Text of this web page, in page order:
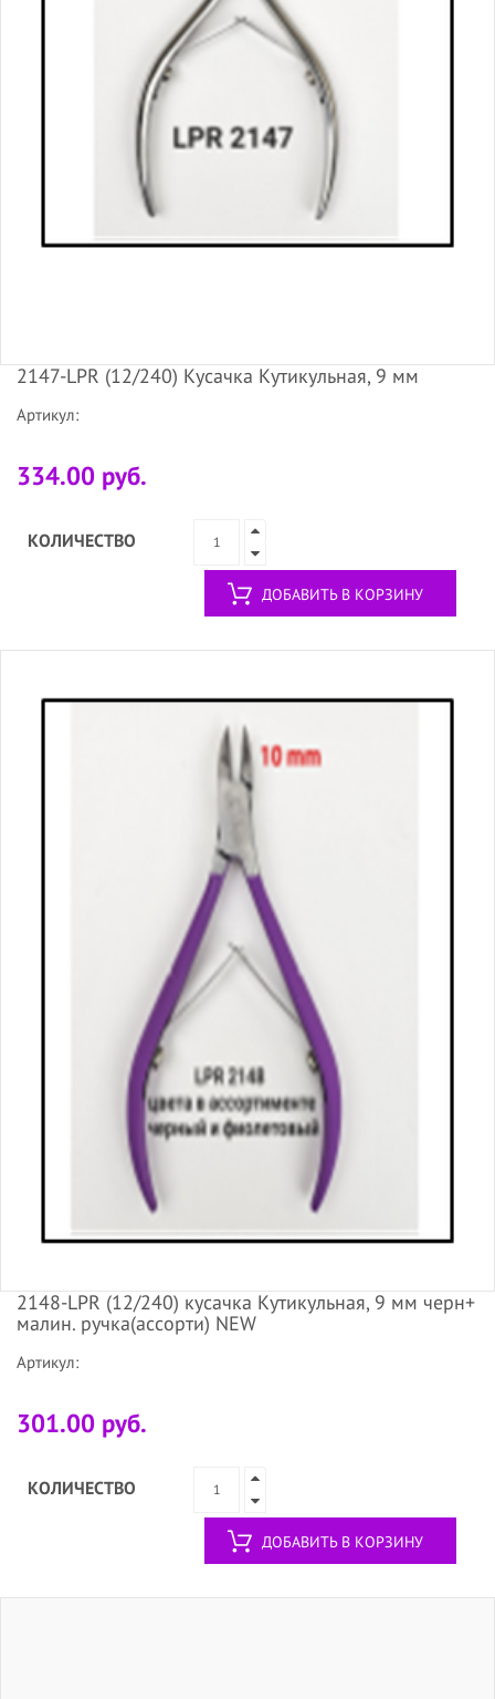
2147-LPR (12/240) Кусачка Кутикульная, 9 мм
Артикул:
334.00 руб.
КОЛИЧЕСТВО
ДОБАВИТЬ В КОРЗИНУ
2148-LPR (12/240) кусачка Кутикульная, 9 мм черн+
малин. ручка(ассорти) NEW
Артикул:
301.00 руб.
КОЛИЧЕСТВО
ДОБАВИТЬ В КОРЗИНУ